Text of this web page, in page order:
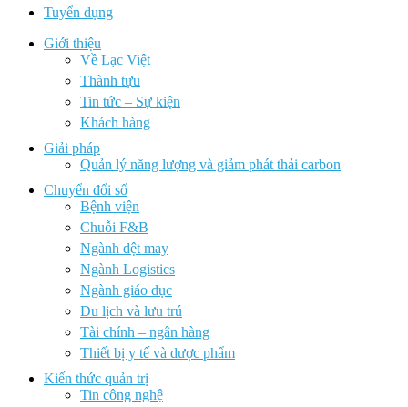
Tuyển dụng
Giới thiệu
Về Lạc Việt
Thành tựu
Tin tức – Sự kiện
Khách hàng
Giải pháp
Quản lý năng lượng và giảm phát thải carbon
Chuyển đổi số
Bệnh viện
Chuỗi F&B
Ngành dệt may
Ngành Logistics
Ngành giáo dục
Du lịch và lưu trú
Tài chính – ngân hàng
Thiết bị y tế và dược phẩm
Kiến thức quản trị
Tin công nghệ